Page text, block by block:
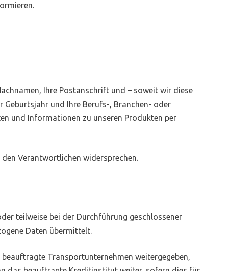
Ihre Postanschrift und – soweit wir diese
Geburtsjahr und Ihre Berufs-, Branchen- oder
und Informationen zu unseren Produkten per
Verantwortlichen widersprechen.
teilweise bei der Durchführung geschlossener
Daten übermittelt.
Transportunternehmen weitergegeben,